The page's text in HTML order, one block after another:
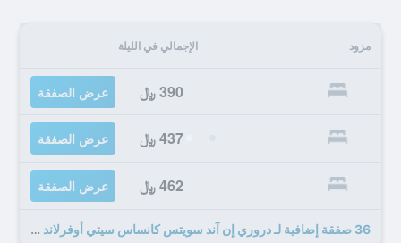
مزود الإجمالي في الليلة
390 ﷼ عرض الصفقة
437 ﷼ عرض الصفقة
462 ﷼ عرض الصفقة
36 صفقة إضافية لـ دروري إن آند سويتس كانساس سيتي أوفرلاند بارك